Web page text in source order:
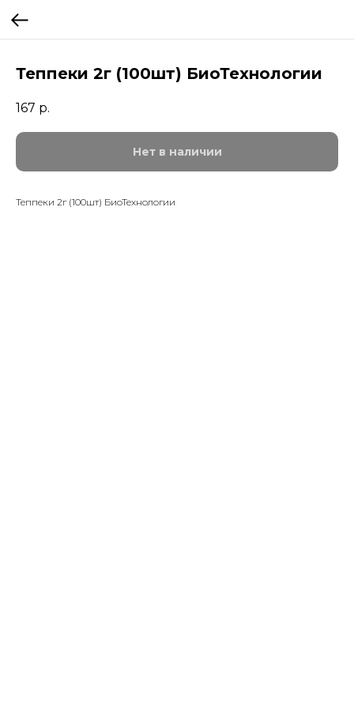
Теппеки 2г (100шт) БиоТехнологии
167 р.
Нет в наличии
Теппеки 2г (100шт) БиоТехнологии